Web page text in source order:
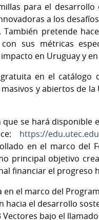
para el
a los
pretende
sus métricas
en Uruguay y
en el catálogo
y abiertos de
se hará disponible
https://
en el marco del
principal objetivo
financiar el progreso
el marco del
el desarrollo
bajo el llamado